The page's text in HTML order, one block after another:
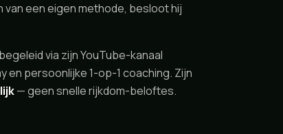
een eigen methode, besloot hij
via zijn YouTube-kanaal
en persoonlijke 1-op-1 coaching. Zijn
— geen snelle rijkdom-beloftes.